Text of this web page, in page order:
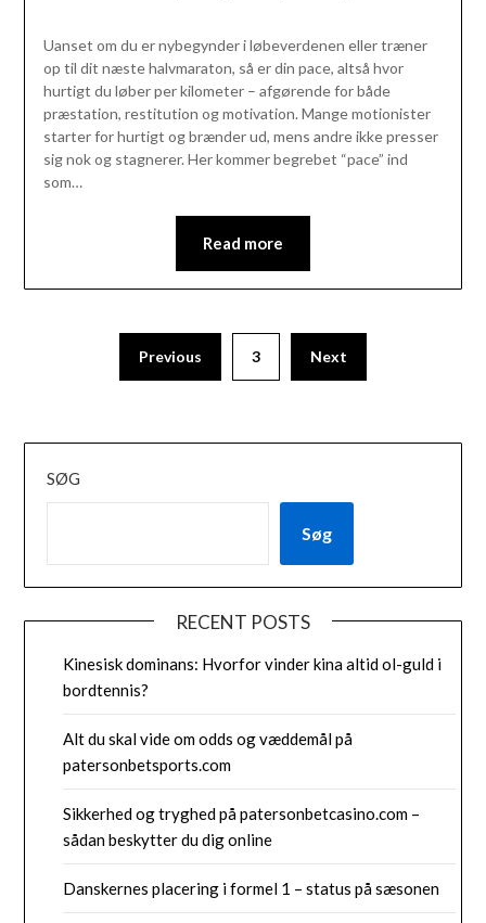
Uanset om du er nybegynder i løbeverdenen eller træner
op til dit næste halvmaraton, så er din pace, altså hvor
hurtigt du løber per kilometer – afgørende for både
præstation, restitution og motivation. Mange motionister
starter for hurtigt og brænder ud, mens andre ikke presser
sig nok og stagnerer. Her kommer begrebet “pace” ind
som…
Read more
Previous 3 Next
SØG
Søg
RECENT POSTS
Kinesisk dominans: Hvorfor vinder kina altid ol-guld i
bordtennis?
Alt du skal vide om odds og væddemål på
patersonbetsports.com
Sikkerhed og tryghed på patersonbetcasino.com –
sådan beskytter du dig online
Danskernes placering i formel 1 – status på sæsonen